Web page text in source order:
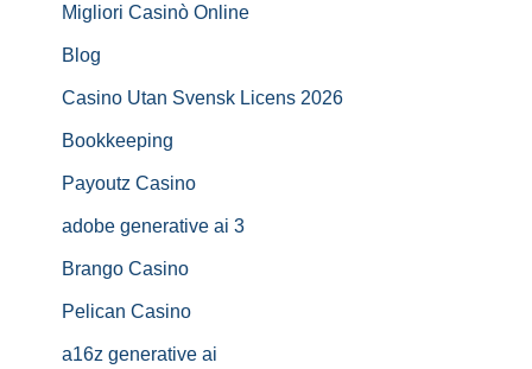
Migliori Casinò Online
Blog
Casino Utan Svensk Licens 2026
Bookkeeping
Payoutz Casino
adobe generative ai 3
Brango Casino
Pelican Casino
a16z generative ai